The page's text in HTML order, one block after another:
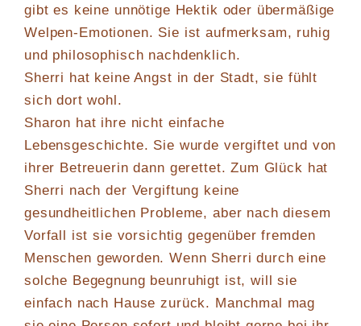
gibt es keine unnötige Hektik oder übermäßige
Welpen-Emotionen. Sie ist aufmerksam, ruhig
und philosophisch nachdenklich.
Sherri hat keine Angst in der Stadt, sie fühlt
sich dort wohl.
Sharon hat ihre nicht einfache
Lebensgeschichte. Sie wurde vergiftet und von
ihrer Betreuerin dann gerettet. Zum Glück hat
Sherri nach der Vergiftung keine
gesundheitlichen Probleme, aber nach diesem
Vorfall ist sie vorsichtig gegenüber fremden
Menschen geworden. Wenn Sherri durch eine
solche Begegnung beunruhigt ist, will sie
einfach nach Hause zurück. Manchmal mag